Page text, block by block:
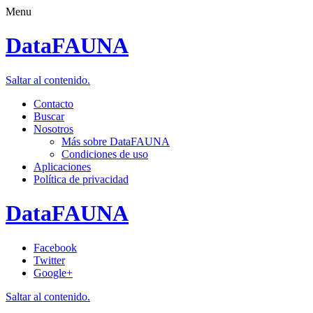
Menu
DataFAUNA
Saltar al contenido.
Contacto
Buscar
Nosotros
Más sobre DataFAUNA
Condiciones de uso
Aplicaciones
Política de privacidad
DataFAUNA
Facebook
Twitter
Google+
Saltar al contenido.